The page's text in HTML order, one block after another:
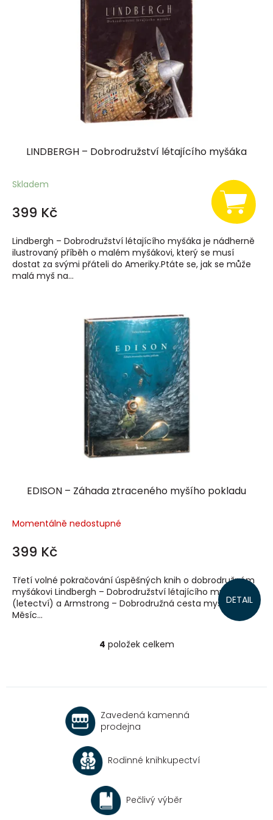
LINDBERGH – Dobrodružství létajícího myšáka
Skladem
399 Kč
Lindbergh – Dobrodružství létajícího myšáka je nádherně
ilustrovaný příběh o malém myšákovi, který se musí
dostat za svými přáteli do Ameriky.Ptáte se, jak se může
malá myš na...
EDISON – Záhada ztraceného myšího pokladu
Momentálně nedostupné
399 Kč
DETAIL
Třetí volné pokračování úspěšných knih o dobrodružném
myšákovi Lindbergh – Dobrodružství létajícího myšáka
(letectví) a Armstrong – Dobrodružná cesta myšáka na
Měsíc...
O
c
í
r
v
v
4 položek celkem
Zavedená kamenná
prodejna
Rodinné knihkupectví
Pečlivý výběr